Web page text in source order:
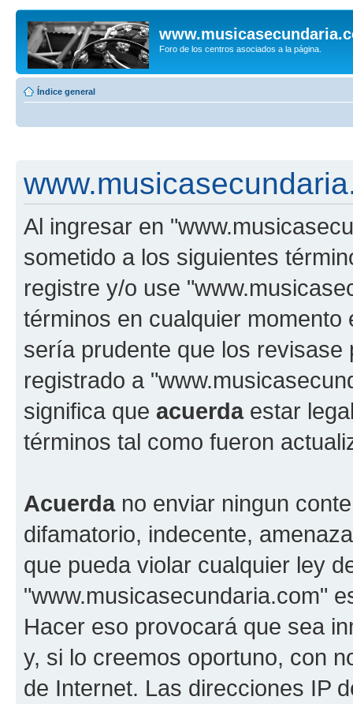
Foro de los centros asociados a la página.
Índice general
Al ingresar en
sometido a los siguientes
registre y/o use
términos en cualquier
sería prudente que los
registrado a
significa que acuerdaestar
términos tal como fueron
Acuerdano enviar ningun
difamatorio, indecente,
que pueda violar cualquier ley
"www.musicasecundaria.com"
Hacer eso provocará que sea
y, si lo creemos oportuno, con
de Internet. Las direcciones IP